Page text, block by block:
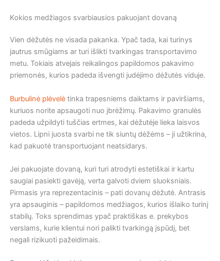
Kokios medžiagos svarbiausios pakuojant dovaną
Vien dėžutės ne visada pakanka. Ypač tada, kai turinys
jautrus smūgiams ar turi išlikti tvarkingas transportavimo
metu. Tokiais atvejais reikalingos papildomos pakavimo
priemonės, kurios padeda išvengti judėjimo dėžutės viduje.
Burbulinė plėvelė tinka trapesniems daiktams ir paviršiams,
kuriuos norite apsaugoti nuo įbrėžimų. Pakavimo granulės
padeda užpildyti tuščias ertmes, kai dėžutėje lieka laisvos
vietos. Lipni juosta svarbi ne tik siuntų dėžėms – ji užtikrina,
kad pakuotė transportuojant neatsidarys.
Jei pakuojate dovaną, kuri turi atrodyti estetiškai ir kartu
saugiai pasiekti gavėją, verta galvoti dviem sluoksniais.
Pirmasis yra reprezentacinis – pati dovanų dėžutė. Antrasis
yra apsauginis – papildomos medžiagos, kurios išlaiko turinį
stabilų. Toks sprendimas ypač praktiškas e. prekybos
verslams, kurie klientui nori palikti tvarkingą įspūdį, bet
negali rizikuoti pažeidimais.